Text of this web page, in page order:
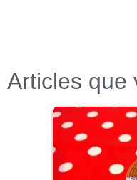
Articles que